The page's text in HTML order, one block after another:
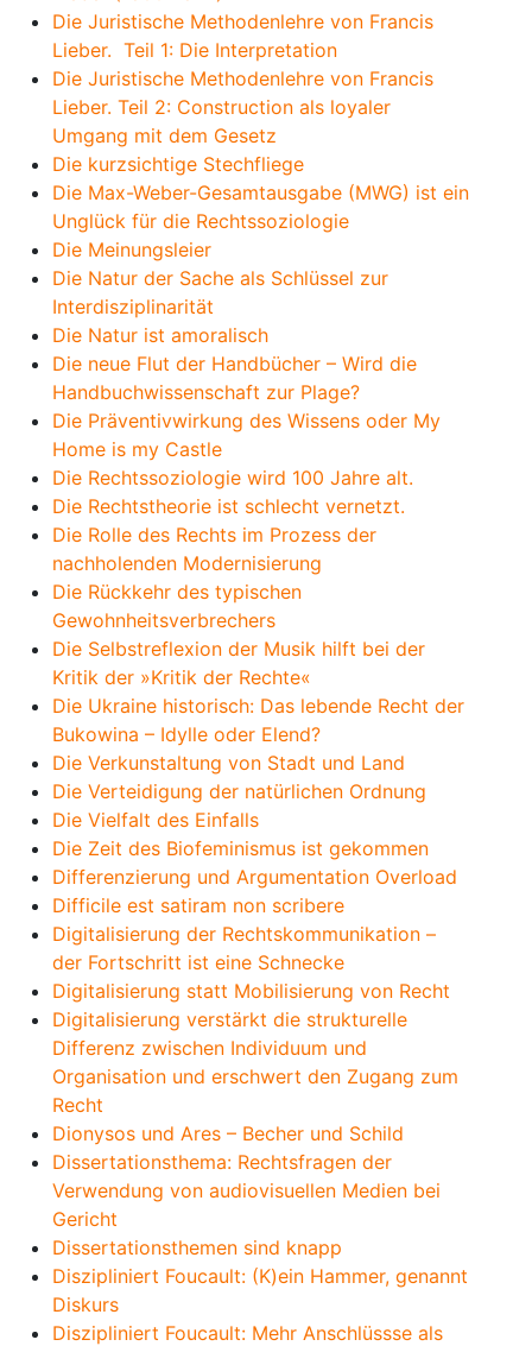
Die Juristische Methodenlehre von Francis
Lieber. Teil 1: Die Interpretation
Die Juristische Methodenlehre von Francis
Lieber. Teil 2: Construction als loyaler
Umgang mit dem Gesetz
Die kurzsichtige Stechfliege
Die Max-Weber-Gesamtausgabe (MWG) ist ein
Unglück für die Rechtssoziologie
Die Meinungsleier
Die Natur der Sache als Schlüssel zur
Interdisziplinarität
Die Natur ist amoralisch
Die neue Flut der Handbücher – Wird die
Handbuchwissenschaft zur Plage?
Die Präventivwirkung des Wissens oder My
Home is my Castle
Die Rechtssoziologie wird 100 Jahre alt.
Die Rechtstheorie ist schlecht vernetzt.
Die Rolle des Rechts im Prozess der
nachholenden Modernisierung
Die Rückkehr des typischen
Gewohnheitsverbrechers
Die Selbstreflexion der Musik hilft bei der
Kritik der »Kritik der Rechte«
Die Ukraine historisch: Das lebende Recht der
Bukowina – Idylle oder Elend?
Die Verkunstaltung von Stadt und Land
Die Verteidigung der natürlichen Ordnung
Die Vielfalt des Einfalls
Die Zeit des Biofeminismus ist gekommen
Differenzierung und Argumentation Overload
Difficile est satiram non scribere
Digitalisierung der Rechtskommunikation –
der Fortschritt ist eine Schnecke
Digitalisierung statt Mobilisierung von Recht
Digitalisierung verstärkt die strukturelle
Differenz zwischen Individuum und
Organisation und erschwert den Zugang zum
Recht
Dionysos und Ares – Becher und Schild
Dissertationsthema: Rechtsfragen der
Verwendung von audiovisuellen Medien bei
Gericht
Dissertationsthemen sind knapp
Diszipliniert Foucault: (K)ein Hammer, genannt
Diskurs
Diszipliniert Foucault: Mehr Anschlüssse als